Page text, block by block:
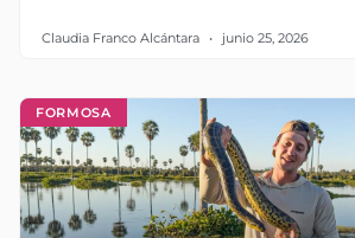
Claudia Franco Alcántara junio 25, 2026
FORMOSA